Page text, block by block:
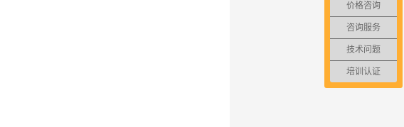
价格咨询
咨询服务
技术问题
培训认证